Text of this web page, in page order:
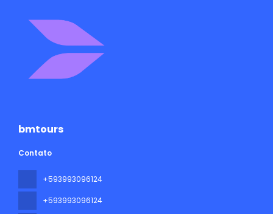
bmtours
Contato
+593993096124
+593993096124